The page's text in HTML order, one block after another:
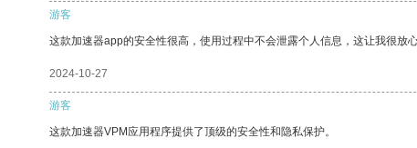
游客
这款加速器app的安全性很高，使用过程中不会泄露个人信息，这让我很放
2024-10-27
游客
这款加速器VPM应用程序提供了顶级的安全性和隐私保护。